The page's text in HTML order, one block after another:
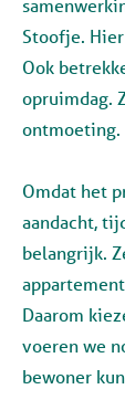
Stoofje.
Ook
opruimdag.
ontmoeting.
Omdat het
aandacht,
belangrijk.
Daarom
voeren we
bewoner